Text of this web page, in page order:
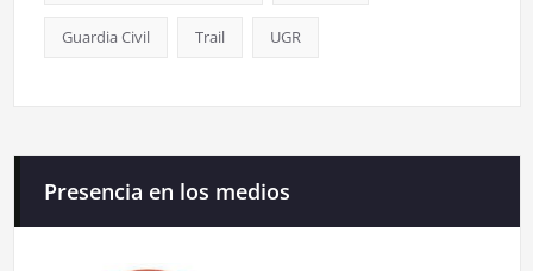
Guardia Civil Trail UGR
Presencia en los medios